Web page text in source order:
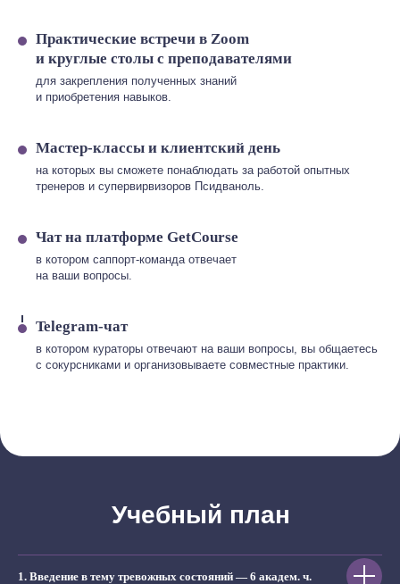
Практические встречи в Zoom
и круглые столы с преподавателями
для закрепления полученных знаний
и приобретения навыков.
Мастер-классы и клиентский день
на которых вы сможете понаблюдать за работой опытных
тренеров и супервирвизоров Псидваноль.
Чат на платформе GetCourse
в котором саппорт-команда отвечает
на ваши вопросы.
Telegram-чат
в котором кураторы отвечают на ваши вопросы, вы общаетесь
с сокурсниками и организовываете совместные практики.
Учебный план
1. Введение в тему тревожных состояний — 6 академ. ч.